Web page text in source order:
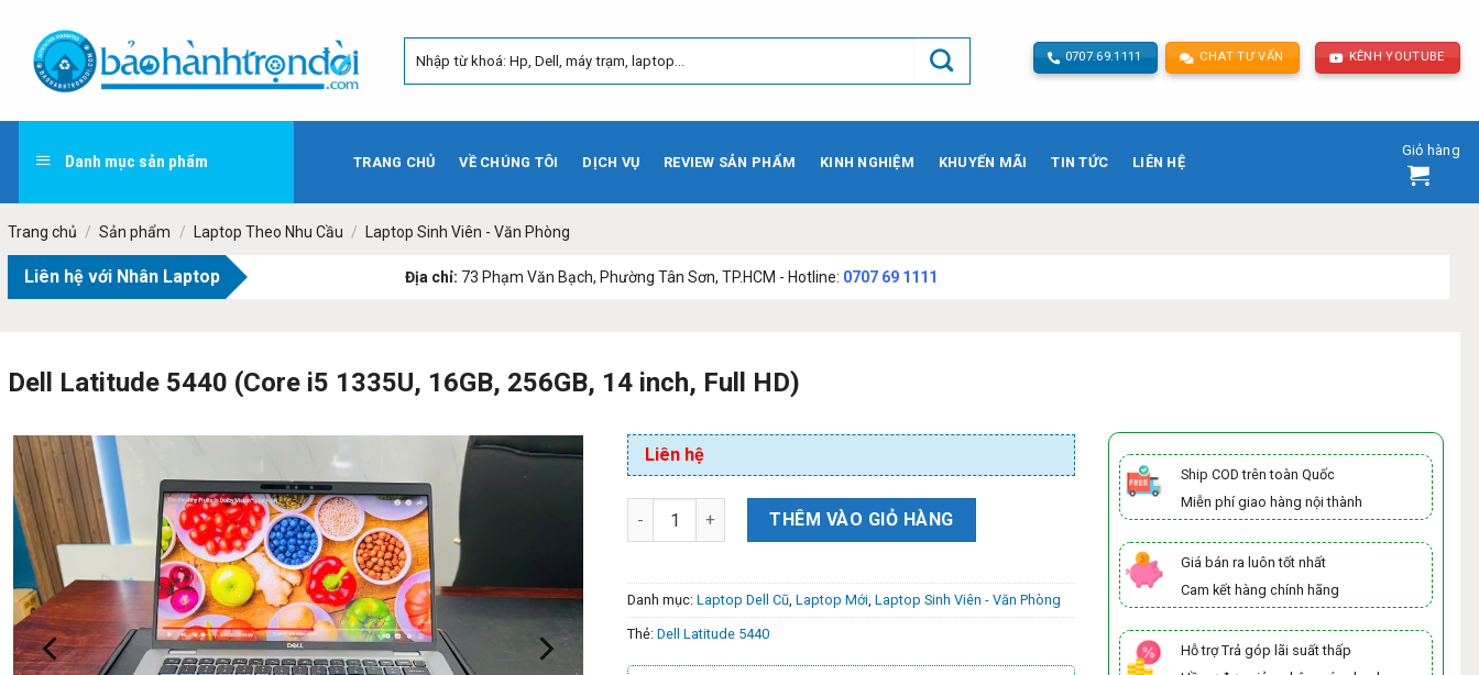
content
0707.69.1111 CHAT TƯ VẤN KÊNH YOUTUBE
Danh mục sản phẩm TRANG CHỦ VỀ CHÚNG TÔI DỊCH VỤ REVIEW SẢN PHẨM KINH NGHIỆM KHUYẾN MÃI TIN TỨC LIÊN HỆ
Giỏ hàng
Trang chủ / Sản phẩm / Laptop Theo Nhu Cầu / Laptop Sinh Viên - Văn Phòng
Liên hệ với Nhân Laptop 73 Phạm Văn Bạch, Phường Tân Sơn, TP.HCM - Hotline:0707 69 1111
Dell Latitude 5440 (Core i5 1335U, 16GB, 256GB, 14 inch, Full HD)
Liên hệ
THÊM VÀO GIỎ HÀNG
Danh mục:Laptop Dell Cũ ,Laptop Mới ,Laptop Sinh Viên - Văn Phòng
Thẻ:Dell Latitude 5440
Ship COD trên toàn Quốc
Miễn phí giao hàng nội thành
Giá bán ra luôn tốt nhất
Cam kết hàng chính hãng
Hỗ trợ Trả góp lãi suất thấp